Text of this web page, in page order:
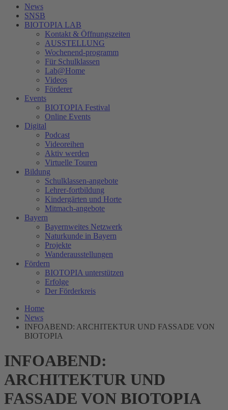
News
SNSB
BIOTOPIA LAB
Kontakt & Öffnungszeiten
AUSSTELLUNG
Wochenend-programm
Für Schulklassen
Lab@Home
Videos
Förderer
Events
BIOTOPIA Festival
Online Events
Digital
Podcast
Videoreihen
Aktiv werden
Virtuelle Touren
Bildung
Schulklassen-angebote
Lehrer-fortbildung
Kindergärten und Horte
Mitmach-angebote
Bayern
Bayernweites Netzwerk
Naturkunde in Bayern
Projekte
Wanderausstellungen
Fördern
BIOTOPIA unterstützen
Erfolge
Der Förderkreis
Home
News
INFOABEND: ARCHITEKTUR UND FASSADE VON
BIOTOPIA
INFOABEND:
ARCHITEKTUR UND
FASSADE VON BIOTOPIA